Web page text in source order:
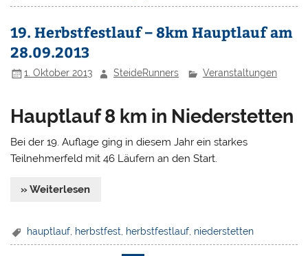
19. Herbstfestlauf – 8km Hauptlauf am
28.09.2013
1. Oktober 2013 SteideRunners Veranstaltungen
Hauptlauf 8 km in Niederstetten
Bei der 19. Auflage ging in diesem Jahr ein starkes
Teilnehmerfeld mit 46 Läufern an den Start.
» Weiterlesen
hauptlauf herbstfest herbstfestlauf niederstetten